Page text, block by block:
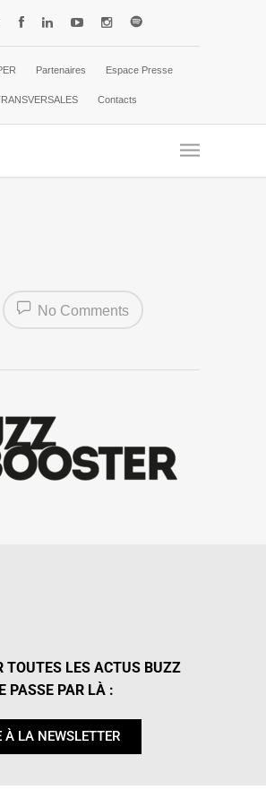
Partenaires Espace Presse
Contacts
No Comments
TOUTES LES ACTUS BUZZ
PASSE PAR LÀ :
LA NEWSLETTER